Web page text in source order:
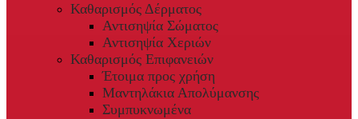
Καθαρισμός Δέρματος
Αντισηψία Σώματος
Αντισηψία Χεριών
Καθαρισμός Επιφανειών
Έτοιμα προς χρήση
Μαντηλάκια Απολύμανσης
Συμπυκνωμένα